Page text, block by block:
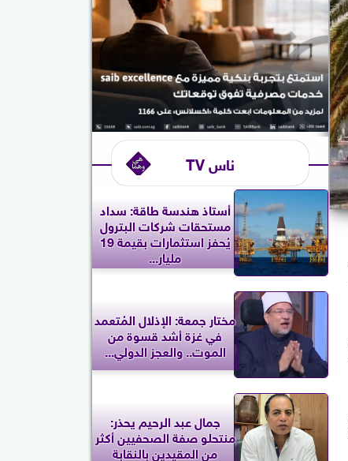
ناس TV
أستاذ هندسة طاقة: سداد
مستحقات شركات البترول
يُحفز استثمارات بقيمة 19
مليار...
مختار جمعة: الإذلال المُتعمد
في غزة أشد قسوة من
الموت.. والعجز الدولي...
جمال عبد الرحيم يحذر:
منتحلو صفة الصحفيين أكثر
من المقيدين بالنقابة